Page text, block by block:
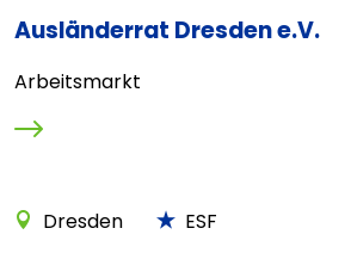
Ausländerrat Dresden e.V.
Arbeitsmarkt
Dresden ESF